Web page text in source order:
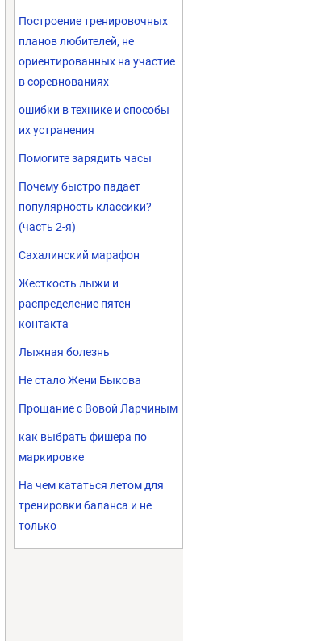
Построение тренировочных
планов любителей, не
ориентированных на участие
в соревнованиях
ошибки в технике и способы
их устранения
Помогите зарядить часы
Почему быстро падает
популярность классики?
(часть 2-я)
Сахалинский марафон
Жесткость лыжи и
распределение пятен
контакта
Лыжная болезнь
Не стало Жени Быкова
Прощание с Вовой Ларчиным
как выбрать фишера по
маркировке
На чем кататься летом для
тренировки баланса и не
только